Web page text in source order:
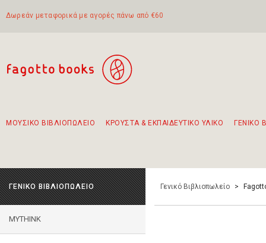
Δωρεάν μεταφορικά με αγορές πάνω από €60
ΜΟΥΣΙΚΟ ΒΙΒΛΙΟΠΩΛΕΙΟ ΚΡΟΥΣΤΑ & ΕΚΠΑΙΔΕΥΤΙΚΟ ΥΛΙΚΟ ΓΕΝΙΚΟ
ΓΕΝΙΚΟ ΒΙΒΛΙΟΠΩΛΕΙΟ
MYTHINK
Γενικό Βιβλιοπωλείο >